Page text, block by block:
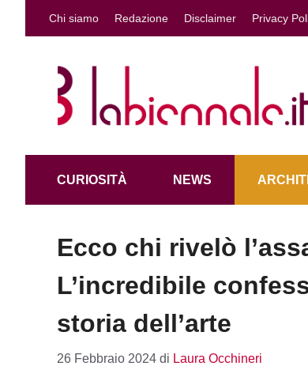
contenuto
Chi siamo Redazione Disclaimer Privacy
CURIOSITÀ NEWS
Ecco chi rivelò
L’incredibile
storia dell’arte
26 Febbraio 2024 di Laura Occhineri